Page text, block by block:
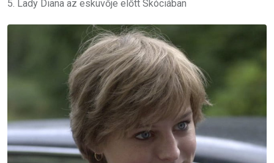
5. Lady Diana az esküvője előtt Skóciában